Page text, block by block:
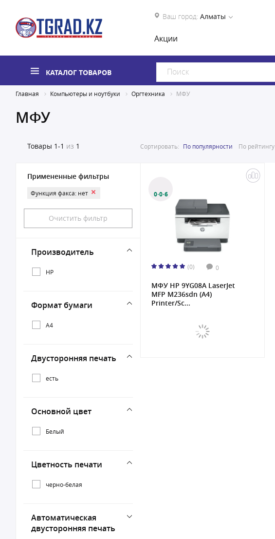
Ваш город: Алматы
Акции
КАТАЛОГ ТОВАРОВ
Главная Компьютеры и ноутбуки Оргтехника МФУ
МФУ
Товары 1-1 из 1 Сортировать: По популярности По рейтингу
Примененные фильтры
Функция факса: нет
Очистить фильтр
Производитель
HP
Формат бумаги
А4
Двусторонняя печать
есть
Основной цвет
Белый
Цветность печати
черно-белая
Автоматическая
двусторонняя печать
0·0·6
(0) 0
МФУ HP 9YG08A LaserJet
MFP M236sdn (A4)
Printer/Sc...